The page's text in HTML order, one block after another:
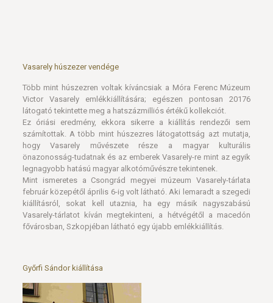
Vasarely húszezer vendége
Több mint húszezren voltak kíváncsiak a Móra Ferenc Múzeum
Victor Vasarely emlékkiállítására; egészen pontosan 20176
látogató tekintette meg a hatszázmilliós értékű kollekciót.
Ez óriási eredmény, ekkora sikerre a kiállítás rendezői sem
számítottak. A több mint húszezres látogatottság azt mutatja,
hogy Vasarely művészete része a magyar kulturális
önazonosság-tudatnak és az emberek Vasarely-re mint az egyik
legnagyobb hatású magyar alkotóművészre tekintenek.
Mint ismeretes a Csongrád megyei múzeum Vasarely-tárlata
február közepétől április 6-ig volt látható. Aki lemaradt a szegedi
kiállításról, sokat kell utaznia, ha egy másik nagyszabású
Vasarely-tárlatot kíván megtekinteni, a hétvégétől a macedón
fővárosban, Szkopjéban látható egy újabb emlékkiállítás.
Győrfi Sándor kiállítása